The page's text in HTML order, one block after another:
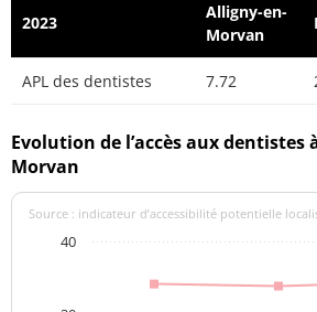
2023
Alligny-en-
Morvan
APL des dentistes 7.72
Evolution de l’accès aux dentistes
Morvan
Source : indicateur d’accessibilité potentielle
40